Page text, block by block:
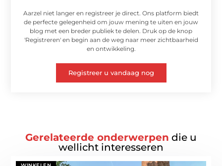
Aarzel niet langer en registreer je direct. Ons platform biedt
de perfecte gelegenheid om jouw mening te uiten en jouw
blog met een breder publiek te delen. Druk op de knop
'Registreren' en begin aan de weg naar meer zichtbaarheid
en ontwikkeling.
Registreer u vandaag nog
Gerelateerde onderwerpen die u
wellicht interesseren